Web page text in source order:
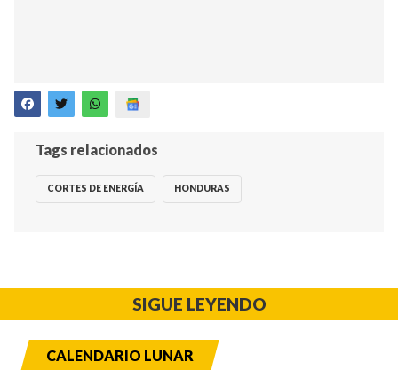
Tags relacionados
CORTES DE ENERGÍA HONDURAS
SIGUE LEYENDO
CALENDARIO LUNAR